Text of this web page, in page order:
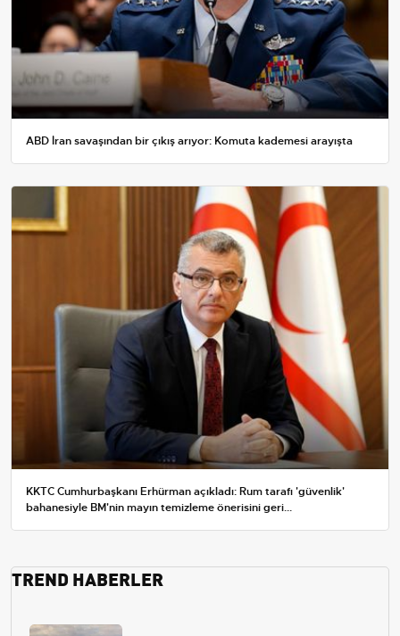
ABD İran savaşından bir çıkış arıyor: Komuta kademesi arayışta
KKTC Cumhurbaşkanı Erhürman açıkladı: Rum tarafı 'güvenlik'
bahanesiyle BM'nin mayın temizleme önerisini geri...
TREND HABERLER